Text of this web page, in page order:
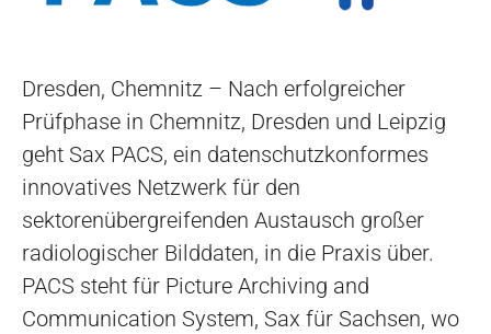
Dresden, Chemnitz – Nach erfolgreicher
Prüfphase in Chemnitz, Dresden und Leipzig
geht Sax PACS, ein datenschutzkonformes
innovatives Netzwerk für den
sektorenübergreifenden Austausch großer
radiologischer Bilddaten, in die Praxis über.
PACS steht für Picture Archiving and
Communication System, Sax für Sachsen, wo